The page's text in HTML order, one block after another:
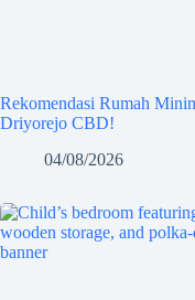
Rekomendasi Rumah
Driyorejo CBD!
04/08/2026